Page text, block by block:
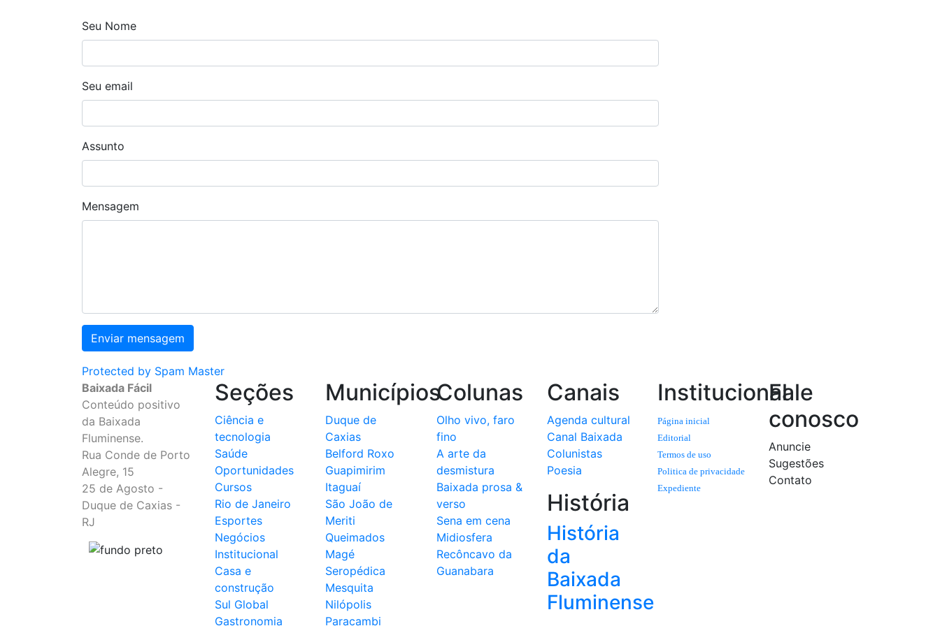
Seu Nome
Seu email
Assunto
Mensagem
Enviar mensagem
Protected by Spam Master
Baixada Fácil
Conteúdo positivo
da Baixada
Fluminense.
Rua Conde de Porto
Alegre, 15
25 de Agosto -
Duque de Caxias -
RJ
Seções
Ciência e
tecnologia
Saúde
Oportunidades
Cursos
Rio de Janeiro
Esportes
Negócios
Institucional
Casa e
construção
Sul Global
Gastronomia
Municípios
Duque de
Caxias
Belford Roxo
Guapimirim
Itaguaí
São João de
Meriti
Queimados
Magé
Seropédica
Mesquita
Nilópolis
Paracambi
Colunas
Olho vivo, faro
fino
A arte da
desmistura
Baixada prosa &
verso
Sena em cena
Midiosfera
Recôncavo da
Guanabara
Canais
Agenda cultural
Canal Baixada
Colunistas
Poesia
História
História
da
Baixada
Fluminense
Institucional
Página inicial
Editorial
Termos de uso
Politica de privacidade
Expediente
Fale
conosco
Anuncie
Sugestões
Contato